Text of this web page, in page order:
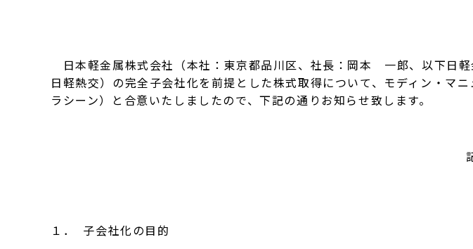
日本軽金属株式会社（本社：東京都品川区、社長：岡本 一郎、以下日
日軽熱交）の完全子会社化を前提とした株式取得について、モディン・マ
ラシーン）と合意いたしましたので、下記の通りお知らせ致します。
１． 子会社化の目的